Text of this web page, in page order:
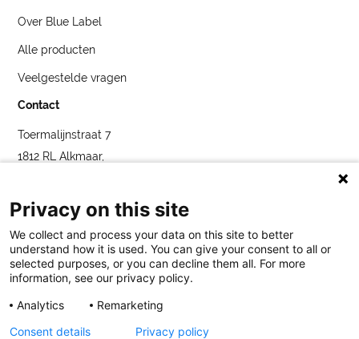
Over Blue Label
Alle producten
Veelgestelde vragen
Contact
Toermalijnstraat 7
1812 RL Alkmaar,
service@bybluelabel.com
Blue Label
Toermalijnstraat 7, 1812 RL Alkmaar
LegaalCookies Privatlivspolitiek
Privacy on this site
We collect and process your data on this site to better
understand how it is used. You can give your consent to all or
selected purposes, or you can decline them all. For more
information, see our privacy policy.
Analytics
Remarketing
Consent details
Privacy policy